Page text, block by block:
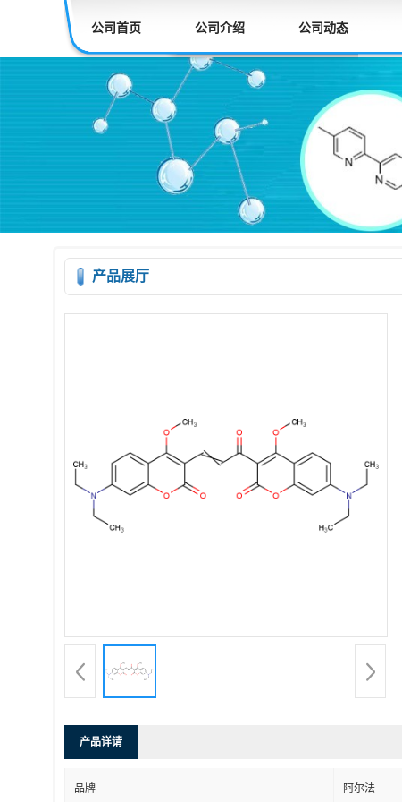
公司首页 公司介绍 公司动态
产品展厅
产品详请
品牌 阿尔法